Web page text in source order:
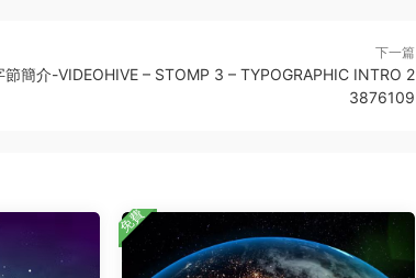
下一篇
節簡介-VIDEOHIVE – STOMP 3 – TYPOGRAPHIC INTRO 2
3876109
免費